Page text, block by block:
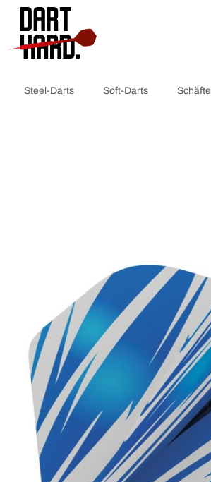
Steel-Darts Soft-Darts Schäfte